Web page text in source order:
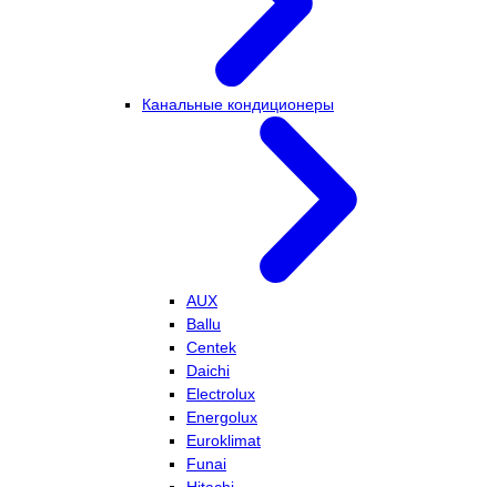
Канальные кондиционеры
AUX
Ballu
Centek
Daichi
Electrolux
Energolux
Euroklimat
Funai